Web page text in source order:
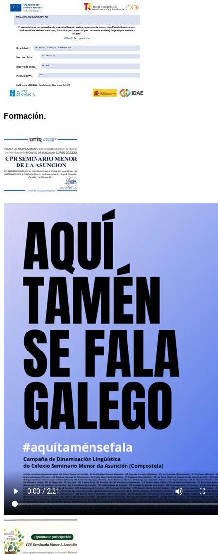
Formación.